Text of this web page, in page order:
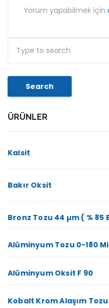
Yorum yapabilmek için
Search
ÜRÜNLER
Kalsit
Bakır Oksit
Bronz Tozu 44 µm ( % 85
Alüminyum Tozu 0-180
Alüminyum Oksit F 90
Kobalt Krom Alaşım Tozu